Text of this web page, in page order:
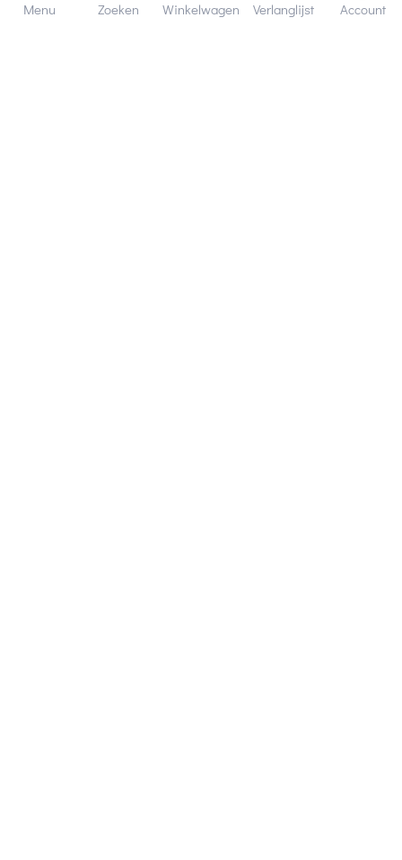
Menu Zoeken Winkelwagen Verlanglijst Account